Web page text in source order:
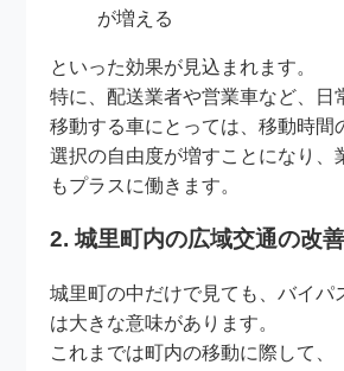
が増える
といった効果が見込まれます。
特に、配送業者や営業車など、日
移動する車にとっては、移動時間
選択の自由度が増すことになり、
もプラスに働きます。
2. 城里町内の広域交通の改善
城里町の中だけで見ても、バイパ
は大きな意味があります。
これまでは町内の移動に際して、